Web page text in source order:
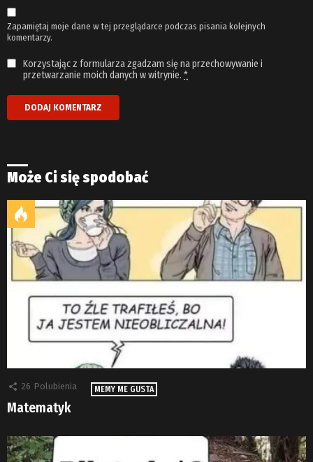
Zapamiętaj moje dane w tej przeglądarce podczas pisania kolejnych
komentarzy.
Korzystając z formularza zgadzam się na przechowywanie i
przetwarzanie moich danych w witrynie. *
Może Ci się spodobać
26 Polubienia MEMY ME GUSTA
Matematyk